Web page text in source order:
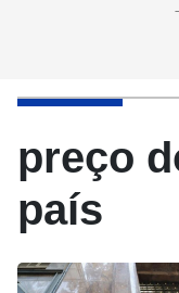
preço
país